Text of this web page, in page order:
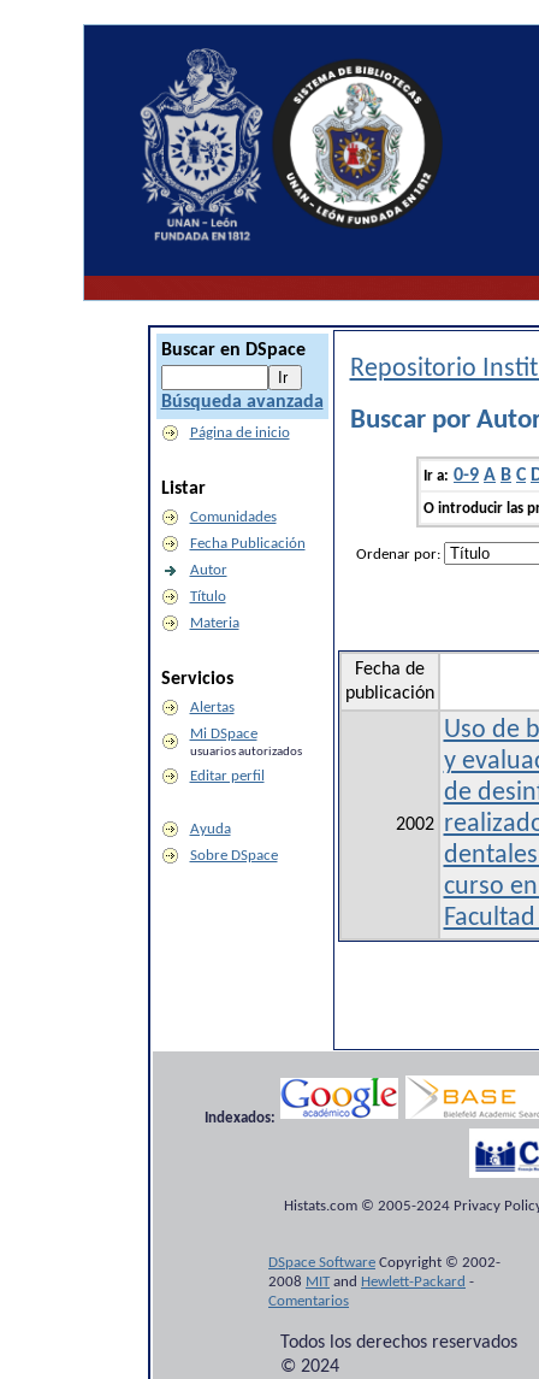
Buscar en DSpace
Búsqueda avanzada
Página de inicio
Listar
Comunidades
Fecha Publicación
Autor
Título
Materia
Servicios
Alertas
Mi DSpace
usuarios autorizados
Editar perfil
Ayuda
Sobre DSpace
Repositorio
Buscar por
Ir a: 0-9 A B C
O introducir las
Ordenar por:
Fecha de
publicación
2002
Uso de
y
de
curso
Indexados:
Histats.com © 2005-2024 Privacy
DSpace Software Copyright © 2002-
2008 MITand Hewlett-Packard -
Comentarios
Todos los derechos reservados
© 2024